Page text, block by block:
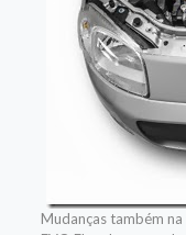
Mudanças também